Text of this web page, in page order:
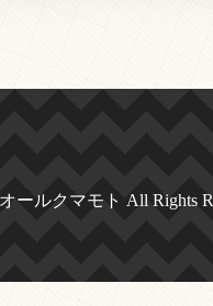
ールクマモト All Rights